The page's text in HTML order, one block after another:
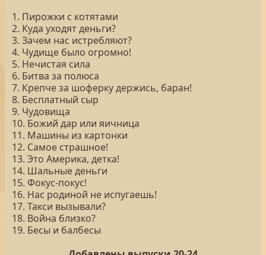
1. Пирожки с котятами
2. Куда уходят деньги?
3. Зачем нас истребляют?
4. Чудище было огромно!
5. Нечистая сила
6. Битва за полюса
7. Крепче за шоферку держись, баран!
8. Бесплатный сыр
9. Чудовища
10. Божий дар или яичница
11. Машины из картонки
12. Самое страшное!
13. Это Америка, детка!
14. Шальные деньги
15. Фокус-покус!
16. Нас родиной не испугаешь!
17. Такси вызывали?
18. Война близко?
19. Бесы и балбесы